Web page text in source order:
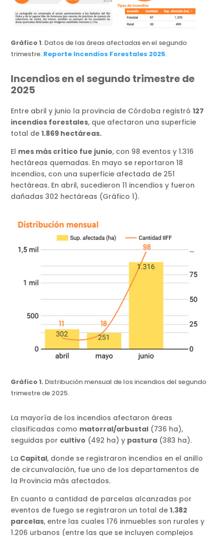
Gráfico 1. Datos de las áreas afectadas en el segundo
trimestre. Reporte Incendios Forestales 2025.
Incendios en el segundo trimestre de
2025
Entre abril y junio la provincia de Córdoba registró127
incendios forestales, que afectaron una superficie
total de1.869 hectáreas.
El mes más crítico fue junio, con 98 eventos y 1.316
hectáreas quemadas. En mayo se reportaron 18
incendios, con una superficie afectada de 251
hectáreas. En abril, sucedieron 11 incendios y fueron
dañadas 302 hectáreas (Gráfico 1).
Gráfico 1. Distribución mensual de los incendios del segundo
trimestre de 2025.
La mayoría de los incendios afectaron áreas
clasificadas como matorral/arbustal (736 ha),
seguidas por cultivo (492 ha) y pastura (383 ha).
La Capital, donde se registraron incendios en el anillo
de circunvalación, fue uno de los departamentos de
la Provincia más afectados.
En cuanto a cantidad de parcelas alcanzadas por
eventos de fuego se registraron un total de1.382
parcelas, entre las cuales 176 inmuebles son rurales y
1.206 urbanos (entre las que se incluyen complejos